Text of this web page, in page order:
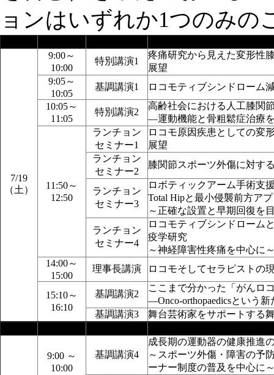
ョンはいずれか1つのみの
7/19
（土）
9:00～
10:00
特別講演1
疼痛研究から見えた変形性
展望
9:05～
10:05
基調講演1
ロコモティブシンドローム
10:05～
11:05
特別講演2
高齢社会における人工膝関
―運動機能と骨粗鬆症治療
11:50～
12:50
ランチョン
セミナー1
ロコモ原因疾患としての変
展望
ランチョン
セミナー2
膝関節スポーツ外傷に対す
ランチョン
セミナー3
ロボティックアーム手術支
Total Hipと最小侵襲前方ア
～正確な設置と早期回復を
ランチョン
セミナー4
ロコモティブシンドローム
疫学研究
～神経障害性疼痛を中心に
14:00～
15:00
理事長講演 ロコモそしてセラピストの
15:10～
16:10
基調講演2
ここまで分かった「がんロ
―Onco-orthopaedicsという
基調講演3
舞台芸術家をサポートする
9:00 ～
10:00
基調講演4
成長期の運動器の健康推進
～スポーツ外傷・障害の予
ーナー制度の普及を中心に